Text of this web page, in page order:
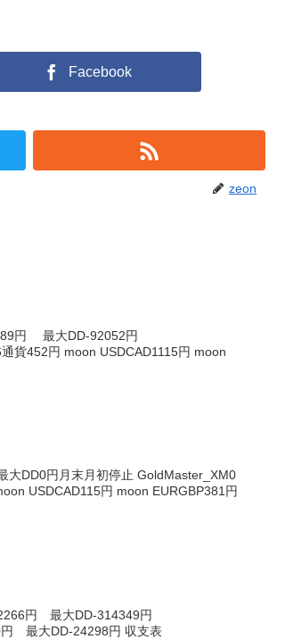
Facebook
zeon
円 最大DD-92052円
貨452円 moon USDCAD1115円 moon
DD0円月末月初停止 GoldMaster_XM0
USDCAD115円 moon EURGBP381円
円 最大DD-314349円
最大DD-24298円 収支表